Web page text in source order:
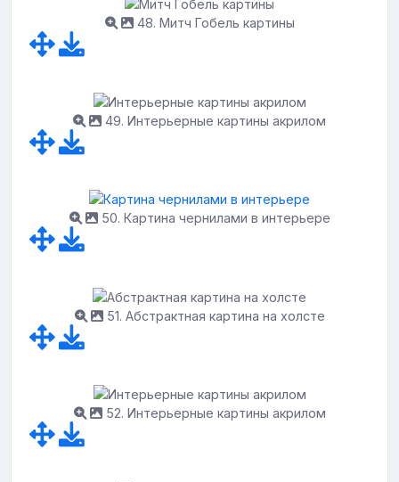
48. Митч Гобель картины
49. Интерьерные картины акрилом
50. Картина чернилами в интерьере
51. Абстрактная картина на холсте
52. Интерьерные картины акрилом